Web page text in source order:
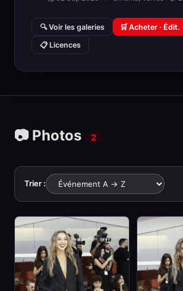
🔍 Voir les galeries 🛒 Acheter · Édit.
📋 Licences
📷 Photos 2
Trier :